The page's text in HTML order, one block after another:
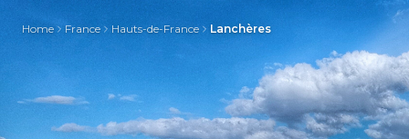
Home France Hauts-de-France Lanchères